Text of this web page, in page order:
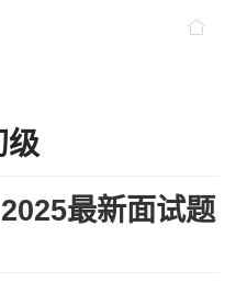
级
最新面试题